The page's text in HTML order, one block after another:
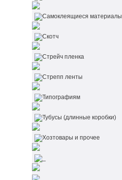
Самоклеящиеся материалы
Скотч
Стрейч пленка
Стрепп ленты
Типографиям
Тубусы (длинные коробки)
Хозтовары и прочее